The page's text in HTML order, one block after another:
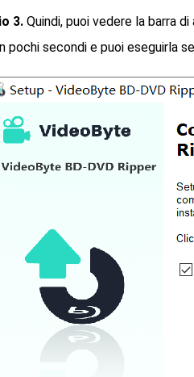
3. Quindi, puoi vedere la barra
pochi secondi e puoi eseguirla